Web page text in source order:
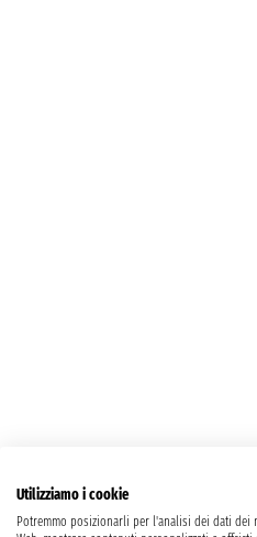
Utilizziamo i cookie
Potremmo posizionarli per l'analisi dei dati